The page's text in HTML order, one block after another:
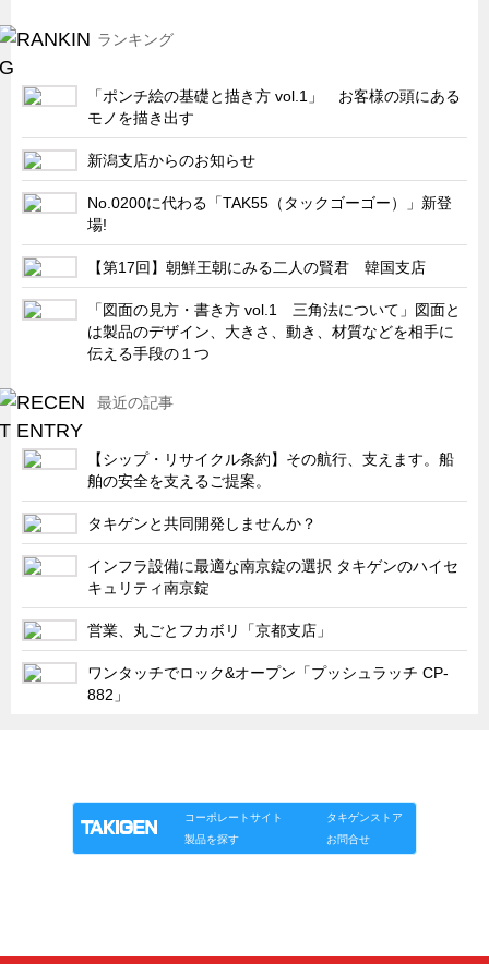
ズバッとお悩み解決 テクニカル Q and A
瀧源点回帰
光る技術！未来へのモノづくり
ちょっとユニークなお客様
ビジサスニュース
ECOLOGY NEWS SCRAMBLE
わが街わが支店
支店所在地（歴史探訪）
ニッポン再発見
こんなとき、どう言うの?
４コマ漫画 のんきなのんちゃん
CATEGORY タキゲンinfo.
お知らせ
展示会情報／出展告知
展示会情報／報告レポート
工場見学
海外出張
社外セミナー
タキゲン売上ランキング
タキネタ
ランキング
「ポンチ絵の基礎と描き方 vol.1」 お客様の頭にある
モノを描き出す
新潟支店からのお知らせ
No.0200に代わる「TAK55（タックゴーゴー）」新登
場!
【第17回】朝鮮王朝にみる二人の賢君 韓国支店
「図面の見方・書き方 vol.1 三角法について」図面と
は製品のデザイン、大きさ、動き、材質などを相手に
伝える手段の１つ
最近の記事
【シップ・リサイクル条約】その航行、支えます。船
舶の安全を支えるご提案。
タキゲンと共同開発しませんか？
インフラ設備に最適な南京錠の選択 タキゲンのハイセ
キュリティ南京錠
営業、丸ごとフカボリ「京都支店」
ワンタッチでロック&オープン「プッシュラッチ CP-
882」
コーポレートサイト
タキゲンストア
製品を探す
お問合せ